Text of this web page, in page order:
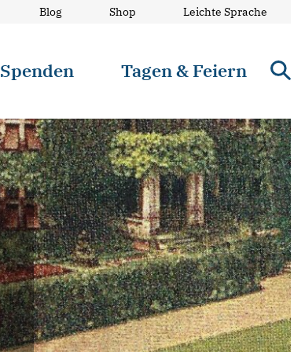
Blog Shop Leichte Sprache
Spenden Tagen & Feiern